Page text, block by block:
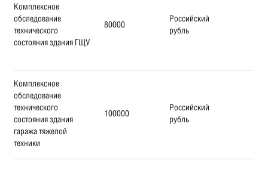
Комплексное
обследование
технического
состояния здания ГЩУ
80000
Российский
рубль
Комплексное
обследование
технического
состояния здания
гаража тяжелой
техники
100000
Российский
рубль